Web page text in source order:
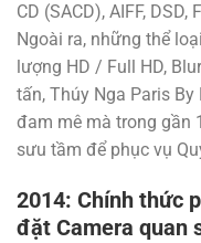
CD (SACD), AIFF,
Ngoài ra, những thể
lượng HD / Full HD,
tấn, Thúy Nga Paris
đam mê mà trong gần
sưu tầm để phục vụ
2014: Chính thức
đặt Camera quan